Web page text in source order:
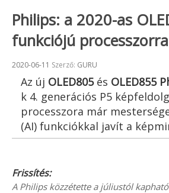
Philips: a 2020-as
funkciójú
Beküldve:
2020-06-11 Szerző: GURU
Az új OLED805és OLED855
k 4. generációs P5
processzora már
(AI) funkciókkal javít a
Frissítés:
A Philips közzétette a júliustól kapható